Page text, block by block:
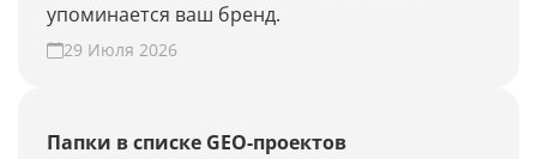
упоминается ваш бренд.
29 Июля 2026
Папки в списке GEO-проектов